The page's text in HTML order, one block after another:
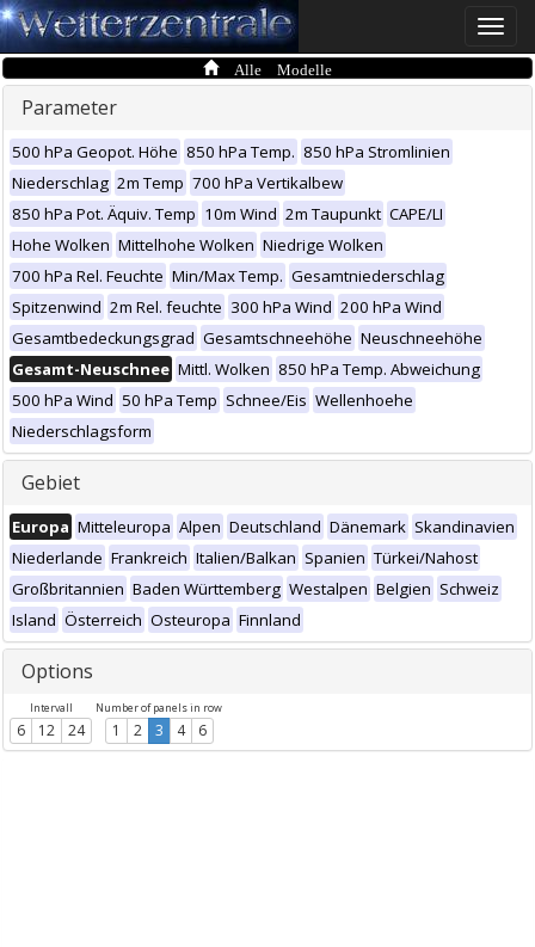
Toggle
Alle Modelle
Parameter
500 hPa Geopot. Höhe 850 hPa Temp. 850 hPa Stromlinien
Niederschlag 2m Temp 700 hPa Vertikalbew
850 hPa Pot. Äquiv. Temp 10m Wind 2m Taupunkt CAPE/LI
Hohe Wolken Mittelhohe Wolken Niedrige Wolken
700 hPa Rel. Feuchte Min/Max Temp. Gesamtniederschlag
Spitzenwind 2m Rel. feuchte 300 hPa Wind 200 hPa Wind
Gesamtbedeckungsgrad Gesamtschneehöhe Neuschneehöhe
Gesamt-Neuschnee Mittl. Wolken 850 hPa Temp. Abweichung
500 hPa Wind 50 hPa Temp Schnee/Eis Wellenhoehe
Niederschlagsform
Gebiet
Europa Mitteleuropa Alpen Deutschland Dänemark Skandinavien
Niederlande Frankreich Italien/Balkan Spanien Türkei/Nahost
Großbritannien Baden Württemberg Westalpen Belgien Schweiz
Island Österreich Osteuropa Finnland
Options
Intervall
6 12 24
Number of panels in row
1 2 3 4 6